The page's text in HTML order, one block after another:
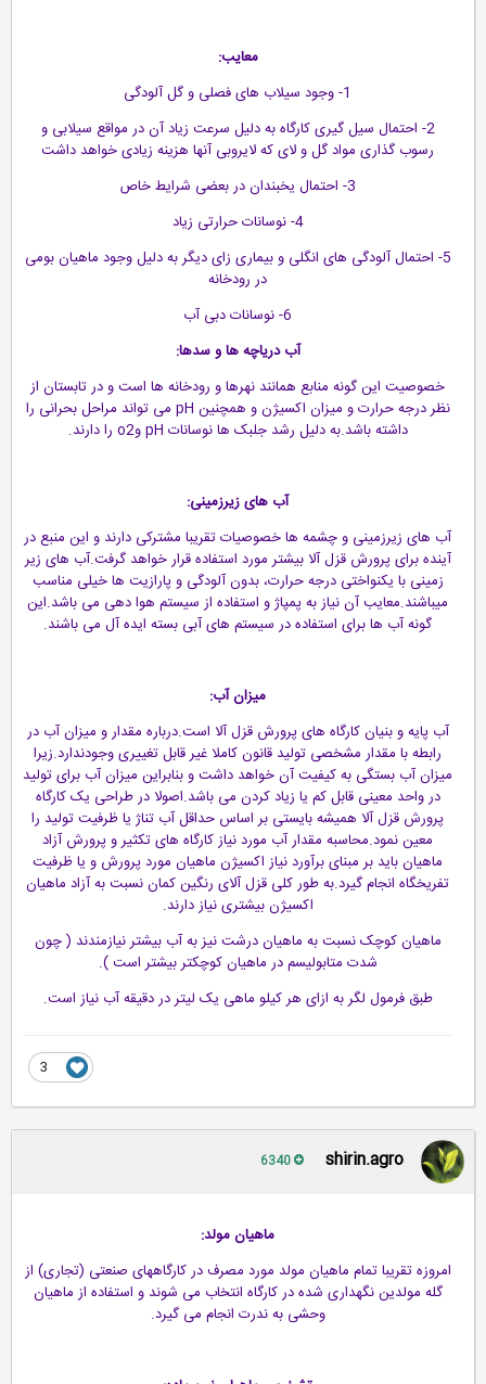
معایب:
2- احتمال سیل گیری کارگاه به دلیل سرعت زیاد آن در مواقع سیلابی و
رسوب گذاری مواد گل و لای که لایروبی آنها هزینه زیادی خواهد داشت
5- احتمال آلودگی های انگلی و بیماری زای دیگر به دلیل وجود ماهیان بومی
در رودخانه
آب دریاچه ها و سدها:
خصوصیت این گونه منابع همانند نهرها و رودخانه ها است و در تابستان از
نظر درجه حرارت و میزان اکسیژن و همچنین pH می تواند مراحل بحرانی را
داشته باشد.به دلیل رشد جلبک ها نوسانات pH وo2 را دارند.
آب های زیرزمینی:
آب های زیرزمینی و چشمه ها خصوصیات تقریبا مشترکی دارند و این منبع در
آینده برای پرورش قزل آلا بیشتر مورد استفاده قرار خواهد گرفت.آب های زیر
زمینی با یکنواختی درجه حرارت، بدون آلودگی و پارازیت ها خیلی مناسب
میباشند.معایب آن نیاز به پمپاژ و استفاده از سیستم هوا دهی می باشد.این
گونه آب ها برای استفاده در سیستم های آبی بسته ایده آل می باشند.
میزان آب:
آب پایه و بنیان کارگاه های پرورش قزل آلا است.درباره مقدار و میزان آب در
رابطه با مقدار مشخصی تولید قانون کاملا غیر قابل تغییری وجودندارد.زیرا
میزان آب بستگی به کیفیت آن خواهد داشت و بنابراین میزان آب برای تولید
در واحد معینی قابل کم یا زیاد کردن می باشد.اصولا در طراحی یک کارگاه
پرورش قزل آلا همیشه بایستی بر اساس حداقل آب تناژ یا ظرفیت تولید را
معین نمود.محاسبه مقدار آب مورد نیاز کارگاه های تکثیر و پرورش آزاد
ماهیان باید بر مبنای برآورد نیاز اکسیژن ماهیان مورد پرورش و یا ظرفیت
تفریخگاه انجام گیرد.به طور کلی قزل آلای رنگین کمان نسبت به آزاد ماهیان
اکسیژن بیشتری نیاز دارند.
ماهیان کوچک نسبت به ماهیان درشت نیز به آب بیشتر نیازمندند ( چون
شدت متابولیسم در ماهیان کوچکتر بیشتر است ).
طبق فرمول لگر به ازای هر کیلو ماهی یک لیتر در دقیقه آب نیاز است.
shirin.agro
ماهیان مولد:
امروزه تقریبا تمام ماهیان مولد مورد مصرف در کارگاههای صنعتی (تجاری) از
گله مولدین نگهداری شده در کارگاه انتخاب می شوند و استفاده از ماهیان
وحشی به ندرت انجام می گیرد.